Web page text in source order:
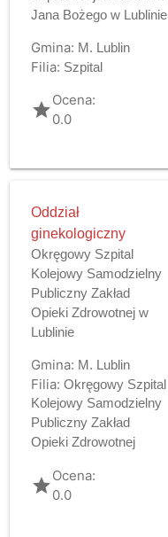
Jana Bożego w Lublinie
Gmina: M. Lublin
Filia: Szpital
gradeOcena:
0.0
Oddział
ginekologiczny
Okręgowy Szpital
Kolejowy Samodzielny
Publiczny Zakład
Opieki Zdrowotnej w
Lublinie
Gmina: M. Lublin
Filia: Okręgowy Szpital
Kolejowy Samodzielny
Publiczny Zakład
Opieki Zdrowotnej
gradeOcena:
0.0